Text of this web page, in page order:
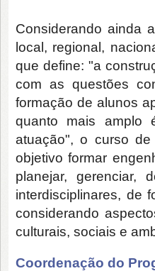
Considerando ainda
local, regional,
que define: "a
com as questões
formação de alunos
quanto mais amplo
atuação", o curso
objetivo formar
planejar, gerenciar,
interdisciplinares, de
considerando
culturais, sociais e
Coordenação do